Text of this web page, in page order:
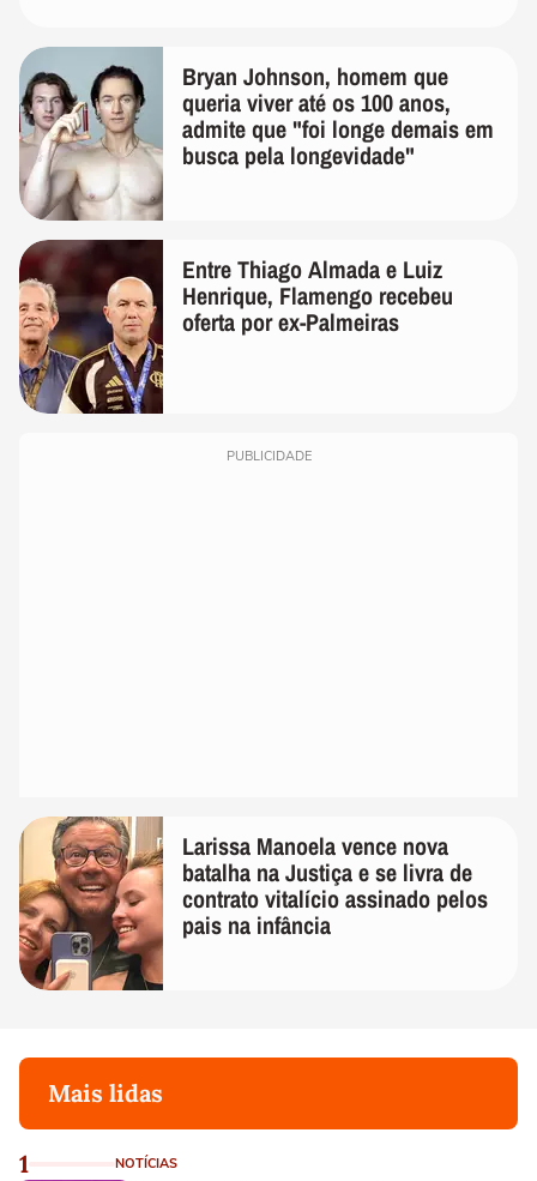
Bryan Johnson, homem que
queria viver até os 100 anos,
admite que "foi longe demais em
busca pela longevidade"
Entre Thiago Almada e Luiz
Henrique, Flamengo recebeu
oferta por ex-Palmeiras
PUBLICIDADE
Larissa Manoela vence nova
batalha na Justiça e se livra de
contrato vitalício assinado pelos
pais na infância
Mais lidas
1 NOTÍCIAS